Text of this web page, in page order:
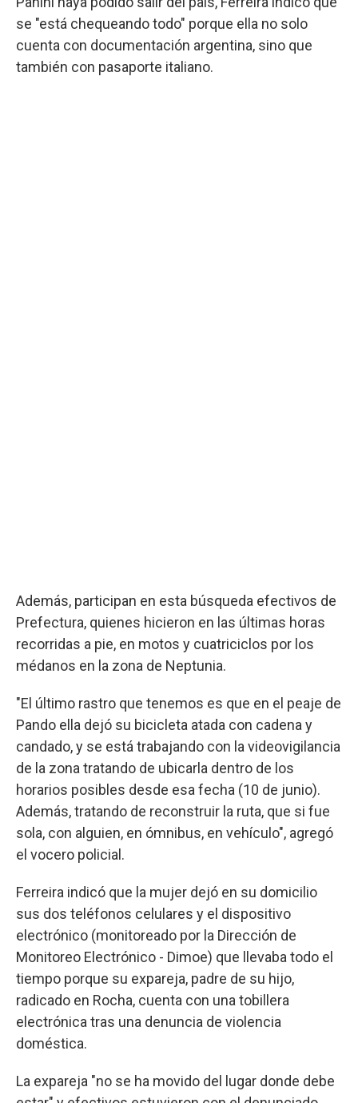
se "está chequeando todo" porque ella no solo
cuenta con documentación argentina, sino que
también con pasaporte italiano.
Además, participan en esta búsqueda efectivos de
Prefectura, quienes hicieron en las últimas horas
recorridas a pie, en motos y cuatriciclos por los
médanos en la zona de Neptunia.
"El último rastro que tenemos es que en el peaje de
Pando ella dejó su bicicleta atada con cadena y
candado, y se está trabajando con la videovigilancia
de la zona tratando de ubicarla dentro de los
horarios posibles desde esa fecha (10 de junio).
Además, tratando de reconstruir la ruta, que si fue
sola, con alguien, en ómnibus, en vehículo", agregó
el vocero policial.
Ferreira indicó que la mujer dejó en su domicilio
sus dos teléfonos celulares y el dispositivo
electrónico (monitoreado por la Dirección de
Monitoreo Electrónico - Dimoe) que llevaba todo el
tiempo porque su expareja, padre de su hijo,
radicado en Rocha, cuenta con una tobillera
electrónica tras una denuncia de violencia
doméstica.
La expareja "no se ha movido del lugar donde debe